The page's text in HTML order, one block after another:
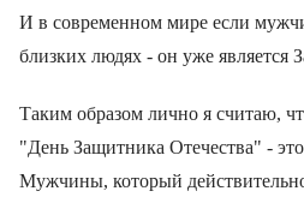
И в современном мире если
близких людях - он уже является
Таким образом лично я считаю,
"День Защитника Отечества" -
Мужчины, который